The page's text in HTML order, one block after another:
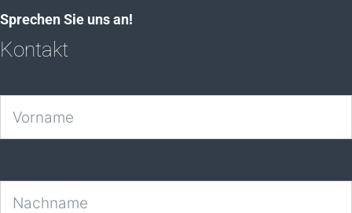
Sprechen Sie uns an!
Kontakt